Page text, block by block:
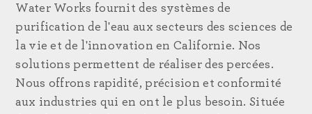
Water Works fournit des systèmes de
purification de l'eau aux secteurs des sciences de
la vie et de l'innovation en Californie. Nos
solutions permettent de réaliser des percées.
Nous offrons rapidité, précision et conformité
aux industries qui en ont le plus besoin. Située